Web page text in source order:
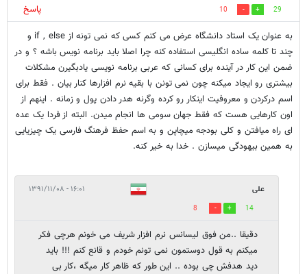
29
10
پاسخ
به عنوان یک استاد دانشگاه عرض می کنم کسی که نمی تونه از if , else و
چند تا کلمه ساده انگلیسی استفاده کنه چرا اصلا باید برنامه نویس باشه ؟ و در
ضمن این کار در آینده برای کسانی که عربی برنامه نویسی یادبگیرن مشکلات
بیشتری رو ایجاد میکنه چون نمی تونن با بقیه نرم افزارها کنار بیان . فقط برای
اسم درکردن و معروفیت اینکار رو کرده وگرنه هدر دادن پول و زمانه . اینهم از
اون کارهایی هست که فقط جهان سومی ها انجام میدن. البته از فردا یک عده
ای راه میافتن و کلی بودجه میچاپن و به اسم حفظ فرهنگ فارسی یک چیزیایی
به همین بیهودگی میسازن . خدا به خیر کنه.
علی ۱۶:۰۱ - ۱۳۹۱/۱۱/۰۸
14
8
دقیقا ..من فوق لیسانس نرم افزار شریف می خونم هرچی فکر
میکنم به قول دوستمون نمی تونم خودم و قانع کنم !!! باید
دید هدفش چی بوده .. این طور که ظاهر کار میگه ،کار بی